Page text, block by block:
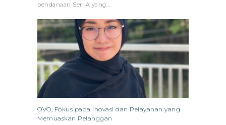
pendanaan Seri A yang…
OVO, Fokus pada Inovasi dan Pelayanan yang
Memuaskan Pelanggan